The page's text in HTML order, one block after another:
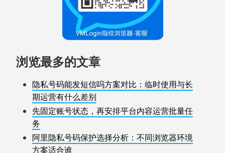
浏览最多的文章
隐私号码能发短信吗方案对比：临时使用与长
期运营有什么差别
先固定账号状态，再安排平台内容运营批量任
务
阿里隐私号码保护选择分析：不同浏览器环境
方案适合谁